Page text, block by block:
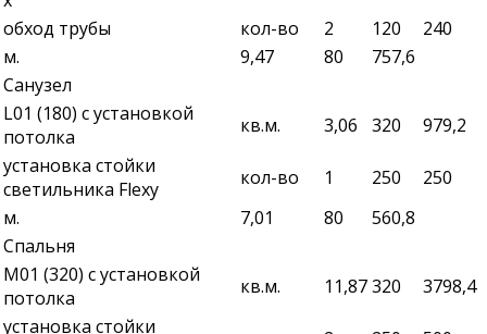
обход трубы
кол-во 2 120
240
м.
9,47 80
757,6
Санузел
L01 (180) с установкой
потолка
кв.м. 3,06 320
979,2
установка стойки
светильника Flexy
кол-во 1 250
250
м.
7,01 80
560,8
Спальня
М01 (320) с установкой
потолка
кв.м. 11,87320
3798,4
установка стойки